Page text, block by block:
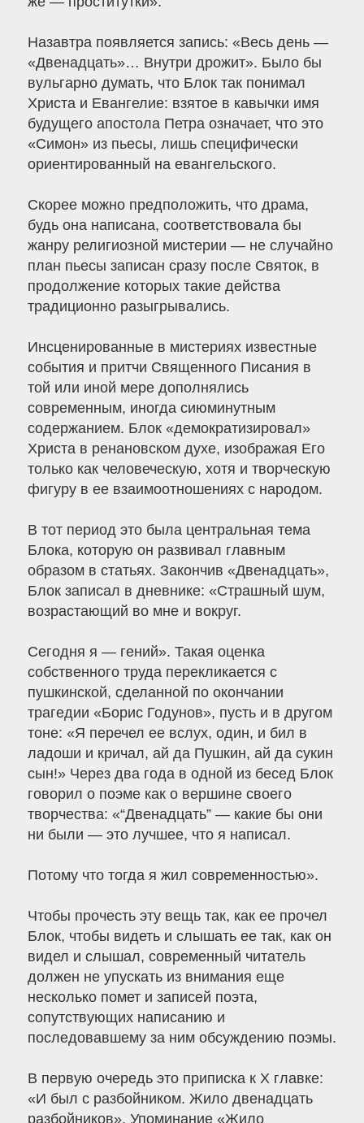
Назавтра появляется запись: «Весь день —
«Двенадцать»… Внутри дрожит». Было бы
вульгарно думать, что Блок так понимал
Христа и Евангелие: взятое в кавычки имя
будущего апостола Петра означает, что это
«Симон» из пьесы, лишь специфически
ориентированный на евангельского.
Скорее можно предположить, что драма,
будь она написана, соответствовала бы
жанру религиозной мистерии — не случайно
план пьесы записан сразу после Святок, в
продолжение которых такие действа
традиционно разыгрывались.
Инсценированные в мистериях известные
события и притчи Священного Писания в
той или иной мере дополнялись
современным, иногда сиюминутным
содержанием. Блок «демократизировал»
Христа в ренановском духе, изображая Его
только как человеческую, хотя и творческую
фигуру в ее взаимоотношениях с народом.
В тот период это была центральная тема
Блока, которую он развивал главным
образом в статьях. Закончив «Двенадцать»,
Блок записал в дневнике: «Страшный шум,
возрастающий во мне и вокруг.
Сегодня я — гений». Такая оценка
собственного труда перекликается с
пушкинской, сделанной по окончании
трагедии «Борис Годунов», пусть и в другом
тоне: «Я перечел ее вслух, один, и бил в
ладоши и кричал, ай да Пушкин, ай да сукин
сын!» Через два года в одной из бесед Блок
говорил о поэме как о вершине своего
творчества: «“Двенадцать” — какие бы они
ни были — это лучшее, что я написал.
Потому что тогда я жил современностью».
Чтобы прочесть эту вещь так, как ее прочел
Блок, чтобы видеть и слышать ее так, как он
видел и слышал, современный читатель
должен не упускать из внимания еще
несколько помет и записей поэта,
сопутствующих написанию и
последовавшему за ним обсуждению поэмы.
В первую очередь это приписка к Х главке:
«И был с разбойником. Жило двенадцать
разбойников». Упоминание «Жило